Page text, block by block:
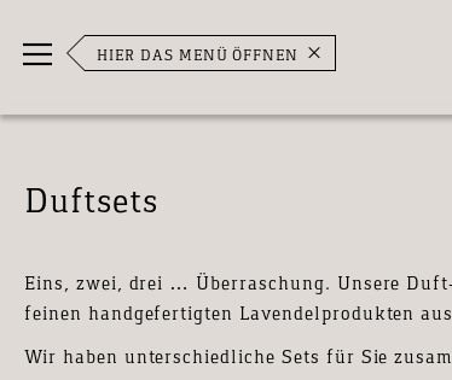
zum
HIER DAS MENÜ ÖFFNEN
Duftsets
Eins, zwei, drei … Überraschung. Unsere
feinen handgefertigten Lavendelprodukten
Wir haben unterschiedliche Sets für Sie